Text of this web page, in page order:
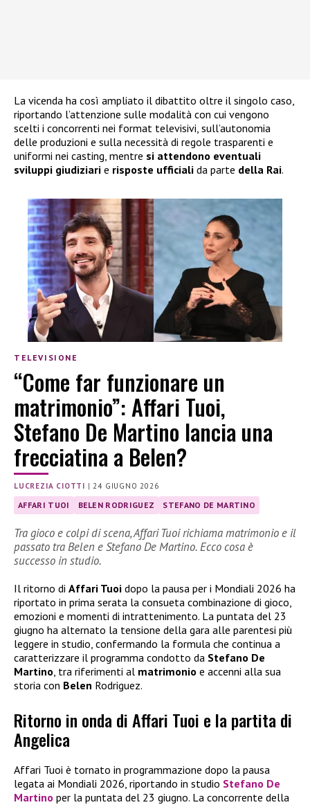
La vicenda ha così ampliato il dibattito oltre il singolo caso,
riportando l’attenzione sulle modalità con cui vengono
scelti i concorrenti nei format televisivi, sull’autonomia
delle produzioni e sulla necessità di regole trasparenti e
uniformi nei casting, mentre si attendono eventuali
sviluppi giudiziari e risposte ufficiali da parte della Rai.
TELEVISIONE
“Come far funzionare un
matrimonio”: Affari Tuoi,
Stefano De Martino lancia una
frecciatina a Belen?
LUCREZIA CIOTTI |24 GIUGNO 2026
AFFARI TUOI BELEN RODRIGUEZ STEFANO DE MARTINO
Tra gioco e colpi di scena, Affari Tuoi richiama matrimonio e il
passato tra Belen e Stefano De Martino. Ecco cosa è
successo in studio.
Il ritorno di Affari Tuoi dopo la pausa per i Mondiali 2026 ha
riportato in prima serata la consueta combinazione di gioco,
emozioni e momenti di intrattenimento. La puntata del 23
giugno ha alternato la tensione della gara alle parentesi più
leggere in studio, confermando la formula che continua a
caratterizzare il programma condotto da Stefano De
Martino , tra riferimenti al matrimonio e accenni alla sua
storia con Belen Rodriguez.
Ritorno in onda di Affari Tuoi e la partita di
Angelica
Affari Tuoi è tornato in programmazione dopo la pausa
legata ai Mondiali 2026, riportando in studio Stefano De
Martino per la puntata del 23 giugno. La concorrente della